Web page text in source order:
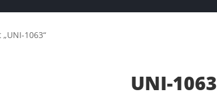
1063“
UNI-1063